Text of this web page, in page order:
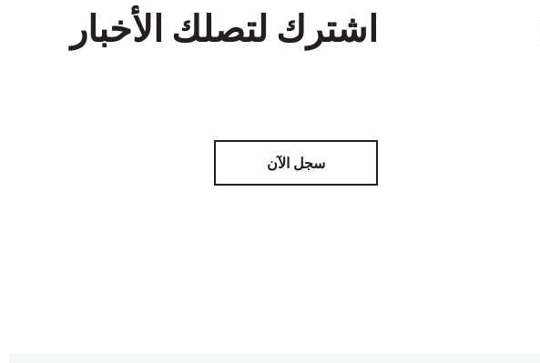
اشترك لتصلك الأخبار
سجل الآن